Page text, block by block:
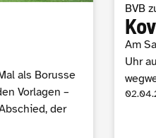
als Borusse
Vorlagen –
der
BVB
Am
Uhr